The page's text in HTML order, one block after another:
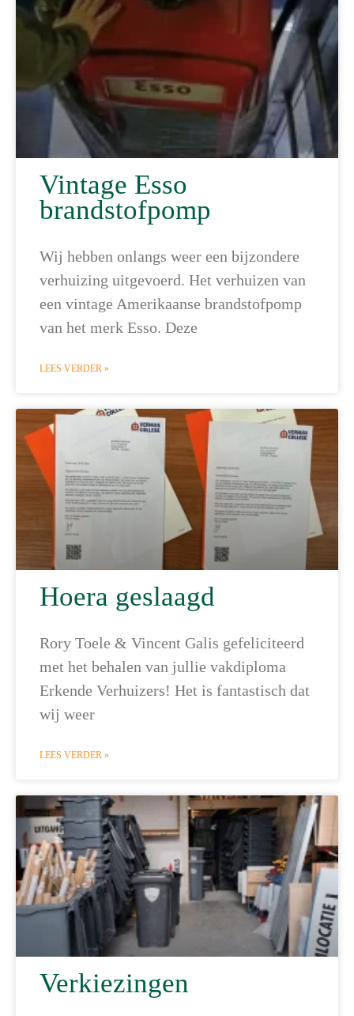
Vintage Esso
brandstofpomp
Wij hebben onlangs weer een bijzondere
verhuizing uitgevoerd. Het verhuizen van
een vintage Amerikaanse brandstofpomp
van het merk Esso. Deze
LEES VERDER »
Hoera geslaagd
Rory Toele & Vincent Galis gefeliciteerd
met het behalen van jullie vakdiploma
Erkende Verhuizers! Het is fantastisch dat
wij weer
LEES VERDER »
Verkiezingen